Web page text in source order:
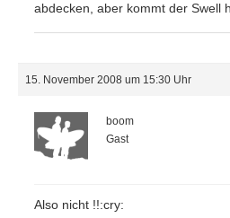
abdecken, aber kommt der Swell
15. November 2008 um 15:30 Uhr
boom
Gast
Also nicht !!:cry: